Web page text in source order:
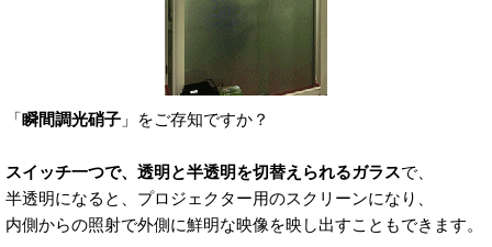
「瞬間調光硝子 」をご存知ですか？
スイッチ一つで、透明と半透明を切替えられるガラスで、
半透明になると、プロジェクター用のスクリーンになり、
内側からの照射で外側に鮮明な映像を映し出すこともできます。